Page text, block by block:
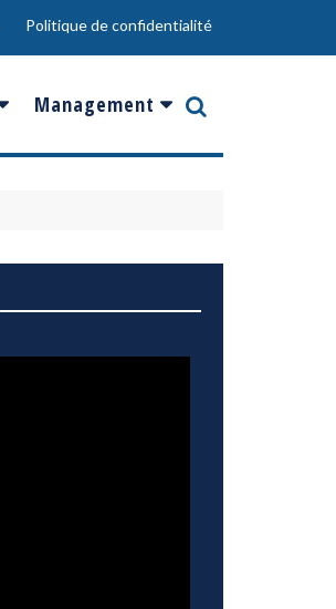
Politique de confidentialité
Management
Innovation